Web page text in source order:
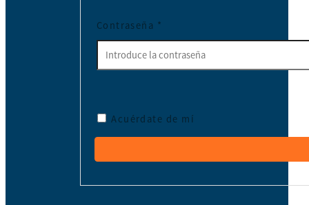
Contraseña *
Acuérdate de mí